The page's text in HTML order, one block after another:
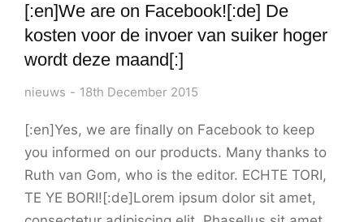
[:en]We are on Facebook![:de] De
kosten voor de invoer van suiker hoger
wordt deze maand[:]
nieuws 18th December 2015
[:en]Yes, we are finally on Facebook to keep
you informed on our products. Many thanks to
Ruth van Gom, who is the editor. ECHTE TORI,
TE YE BORI![:de]Lorem ipsum dolor sit amet,